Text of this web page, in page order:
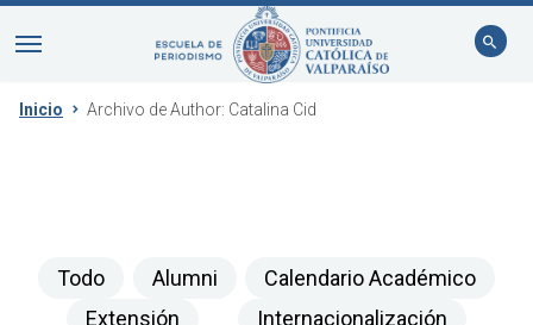
Inicio Archivo de Author: Catalina Cid
Todo Alumni
Calendario Académico
Extensión
Internacionalización